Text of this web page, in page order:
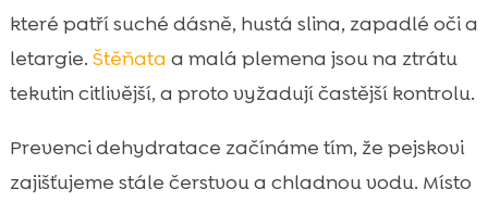
které patří suché dásně, hustá slina, zapadlé oči a
letargie. Štěňata a malá plemena jsou na ztrátu
tekutin citlivější, a proto vyžadují častější kontrolu.
Prevenci dehydratace začínáme tím, že pejskovi
zajišťujeme stále čerstvou a chladnou vodu. Místo